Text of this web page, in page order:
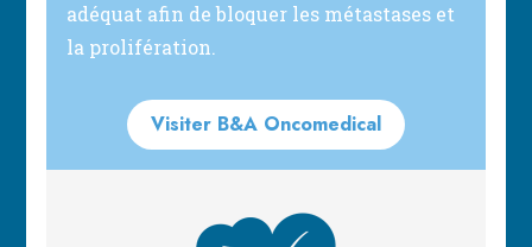
adéquat afin de bloquer les métastases et
la prolifération.
Visiter B&A Oncomedical